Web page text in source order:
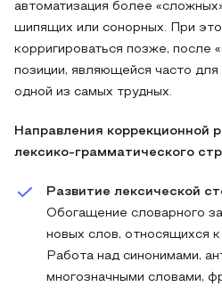
автоматизация более
шипящих или сонорных. При
корригироваться позже, после
позиции, являющейся часто для
одной из самых трудных.
Направления коррекционной
лексико-грамматического
Развитие лексической
Обогащение словарного
новых слов, относящихся
Работа над синонимами,
многозначными словами,